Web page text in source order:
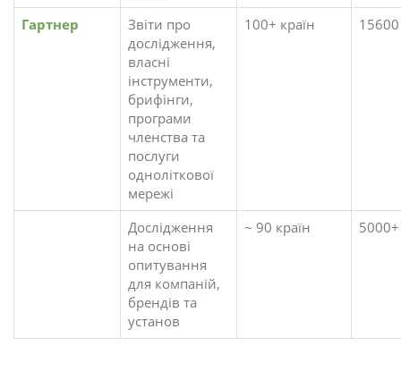
Гартнер
Звіти про
дослідження,
власні
інструменти,
брифінги,
програми
членства та
послуги
одноліткової
мережі
100+ країн 15600
Дослідження
на основі
опитування
для компаній,
брендів та
установ
~ 90 країн 5000+